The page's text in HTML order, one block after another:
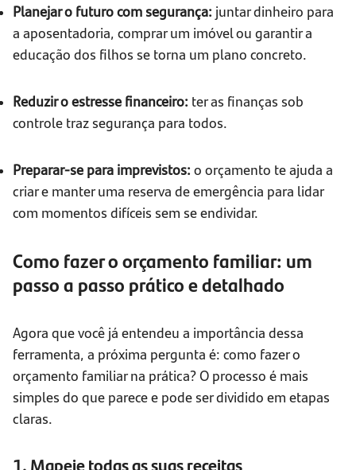
Planejar o futuro com segurança: juntar dinheiro para
a aposentadoria, comprar um imóvel ou garantir a
educação dos filhos se torna um plano concreto.
Reduzir o estresse financeiro: ter as finanças sob
controle traz segurança para todos.
Preparar-se para imprevistos: o orçamento te ajuda a
criar e manter uma reserva de emergência para lidar
com momentos difíceis sem se endividar.
Como fazer o orçamento familiar: um
passo a passo prático e detalhado
Agora que você já entendeu a importância dessa
ferramenta, a próxima pergunta é: como fazer o
orçamento familiar na prática? O processo é mais
simples do que parece e pode ser dividido em etapas
claras.
1. Mapeie todas as suas receitas